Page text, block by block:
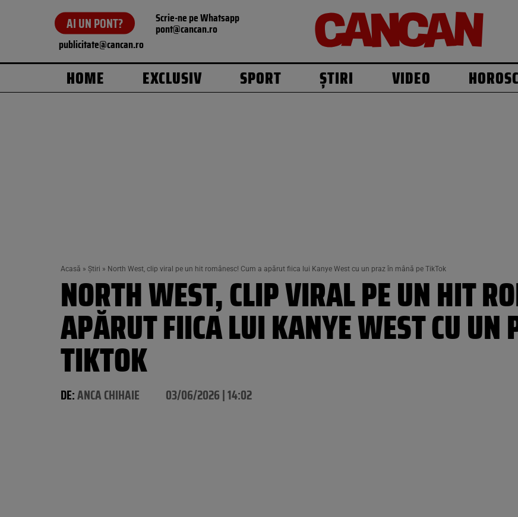
AI UN PONT? Scrie-ne pe Whatsapp
pont@cancan.ro
publicitate@cancan.ro
HOME EXCLUSIV SPORT ȘTIRI VIDEO
Acasă » Știri » North West, clip viral pe un hit românesc! Cum a apărut fiica lui Kanye West cu un praz în mână pe TikTok
NORTH WEST, CLIP VIRAL PE UN HIT
APĂRUT FIICA LUI KANYE WEST CU
TIKTOK
DE:ANCA CHIHAIE 03/06/2026 | 14:02